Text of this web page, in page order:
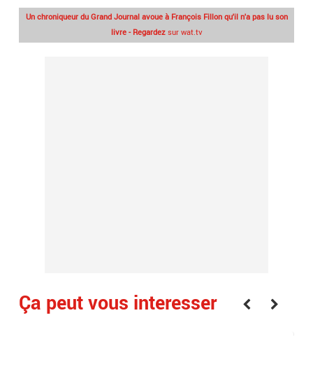
Un chroniqueur du Grand Journal avoue à François Fillon qu'il n'a pas lu son
livre - Regardezsur wat.tv
Ça peut vous interesser